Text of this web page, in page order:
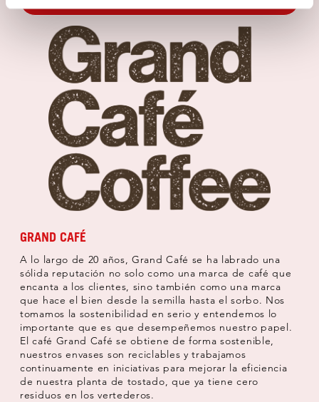
GRAND CAFÉ
A lo largo de 20 años, Grand Café se ha labrado una
sólida reputación no solo como una marca de café que
encanta a los clientes, sino también como una marca
que hace el bien desde la semilla hasta el sorbo. Nos
tomamos la sostenibilidad en serio y entendemos lo
importante que es que desempeñemos nuestro papel.
El café Grand Café se obtiene de forma sostenible,
nuestros envases son reciclables y trabajamos
continuamente en iniciativas para mejorar la eficiencia
de nuestra planta de tostado, que ya tiene cero
residuos en los vertederos.